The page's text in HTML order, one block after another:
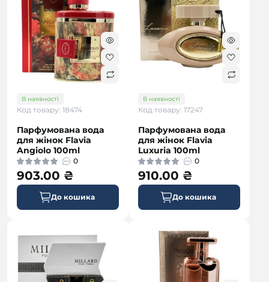
В наявності
Код товару: 18474
Парфумована вода
для жінок Flavia
Angiolo 100ml
0
903.00 ₴
До кошика
В наявності
Код товару: 17247
Парфумована вода
для жінок Flavia
Luxuria 100ml
0
910.00 ₴
До кошика